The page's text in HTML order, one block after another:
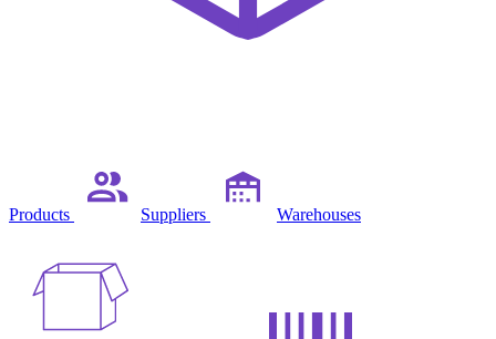
Products Suppliers Warehouses